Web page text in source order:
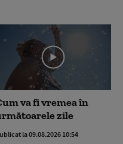
va fi vremea în
zile
la 09.08.2026 10:54